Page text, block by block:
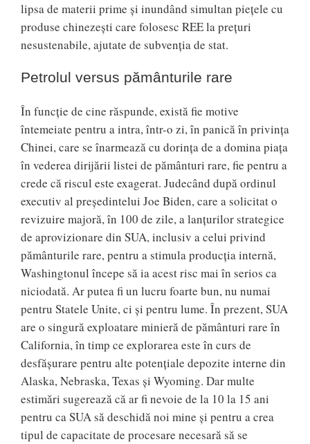
lipsa de materii prime şi inundând simultan pieţele cu
produse chinezeşti care folosesc REE la preţuri
nesustenabile, ajutate de subvenţia de stat.
Petrolul versus pământurile rare
În funcţie de cine răspunde, există fie motive
întemeiate pentru a intra, într-o zi, în panică în privinţa
Chinei, care se înarmează cu dorinţa de a domina piaţa
în vederea dirijării listei de pământuri rare, fie pentru a
crede că riscul este exagerat. Judecând după ordinul
executiv al preşedintelui Joe Biden, care a solicitat o
revizuire majoră, în 100 de zile, a lanţurilor strategice
de aprovizionare din SUA, inclusiv a celui privind
pământurile rare, pentru a stimula producţia internă,
Washingtonul începe să ia acest risc mai în serios ca
niciodată. Ar putea fi un lucru foarte bun, nu numai
pentru Statele Unite, ci şi pentru lume. În prezent, SUA
are o singură exploatare minieră de pământuri rare în
California, în timp ce explorarea este în curs de
desfăşurare pentru alte potenţiale depozite interne din
Alaska, Nebraska, Texas şi Wyoming. Dar multe
estimări sugerează că ar fi nevoie de la 10 la 15 ani
pentru ca SUA să deschidă noi mine şi pentru a crea
tipul de capacitate de procesare necesară să se